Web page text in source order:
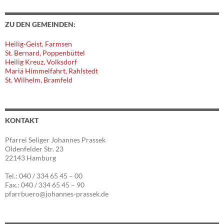
ZU DEN GEMEINDEN:
Heilig-Geist, Farmsen
St. Bernard, Poppenbüttel
Heilig Kreuz, Volksdorf
Mariä Himmelfahrt, Rahlstedt
St. Wilhelm, Bramfeld
KONTAKT
Pfarrei Seliger Johannes Prassek
Oldenfelder Str. 23
22143 Hamburg
Tel.: 040 / 334 65 45 – 00
Fax.: 040 / 334 65 45 – 90
pfarrbuero@johannes-prassek.de